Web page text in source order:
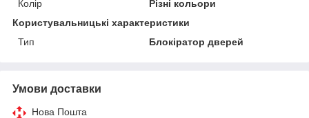
Колір
Різні кольори
Користувальницькі характеристики
Тип
Блокіратор дверей
Умови доставки
Нова Пошта